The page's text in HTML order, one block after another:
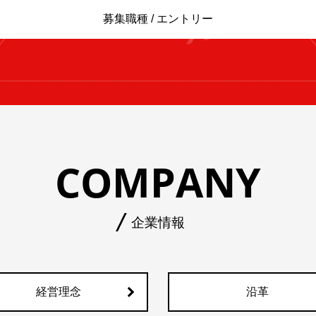
募集職種 / エントリー
COMPANY
企業情報
経営理念 沿革